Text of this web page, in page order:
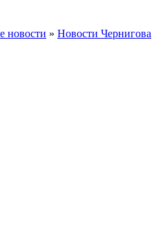
новости » Новости Чернигова